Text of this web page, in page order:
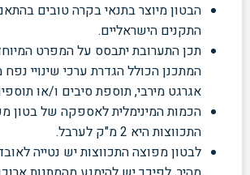
הבטון מיוצר בתנאי בקרה טובים
התקנים הישראליים.
תכן התערובת יתבסס על המפרט
המתכנן הכולל הגדרת ערכי שינויי נפח
אגרגט מירבי, תוספת סיבים ו/או
הכמות המינימלית לאספקה של בטון
התכווצות היא 2 מ"ק לערבל.
לבטון מפוצה התכווצות יש נטייה